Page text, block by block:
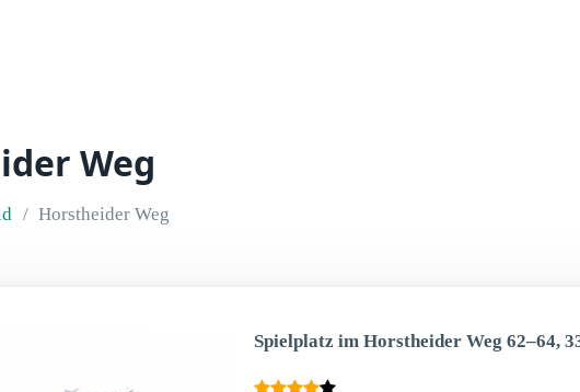
Weg
Horstheider Weg
Spielplatz im Horstheider Weg 62–64,